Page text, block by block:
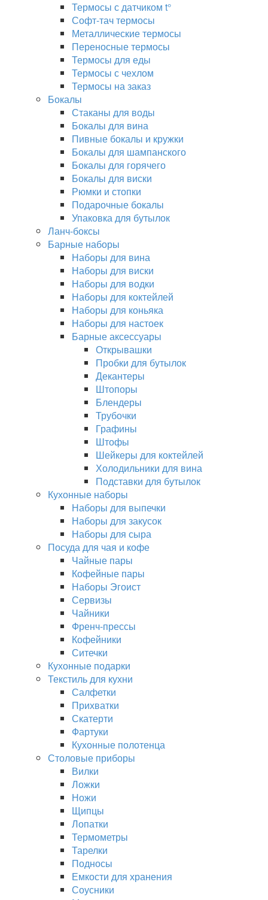
Термосы с датчиком t°
Софт-тач термосы
Металлические термосы
Переносные термосы
Термосы для еды
Термосы с чехлом
Термосы на заказ
Бокалы
Стаканы для воды
Бокалы для вина
Пивные бокалы и кружки
Бокалы для шампанского
Бокалы для горячего
Бокалы для виски
Рюмки и стопки
Подарочные бокалы
Упаковка для бутылок
Ланч-боксы
Барные наборы
Наборы для вина
Наборы для виски
Наборы для водки
Наборы для коктейлей
Наборы для коньяка
Наборы для настоек
Барные аксессуары
Открывашки
Пробки для бутылок
Декантеры
Штопоры
Блендеры
Трубочки
Графины
Штофы
Шейкеры для коктейлей
Холодильники для вина
Подставки для бутылок
Кухонные наборы
Наборы для выпечки
Наборы для закусок
Наборы для сыра
Посуда для чая и кофе
Чайные пары
Кофейные пары
Наборы Эгоист
Сервизы
Чайники
Френч-прессы
Кофейники
Ситечки
Кухонные подарки
Текстиль для кухни
Салфетки
Прихватки
Скатерти
Фартуки
Кухонные полотенца
Столовые приборы
Вилки
Ложки
Ножи
Щипцы
Лопатки
Термометры
Тарелки
Подносы
Емкости для хранения
Соусники